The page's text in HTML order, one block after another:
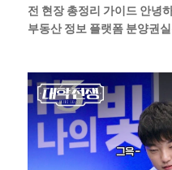
전 현장 총정리 가이드 안녕
부동산 정보 플랫폼 분양권